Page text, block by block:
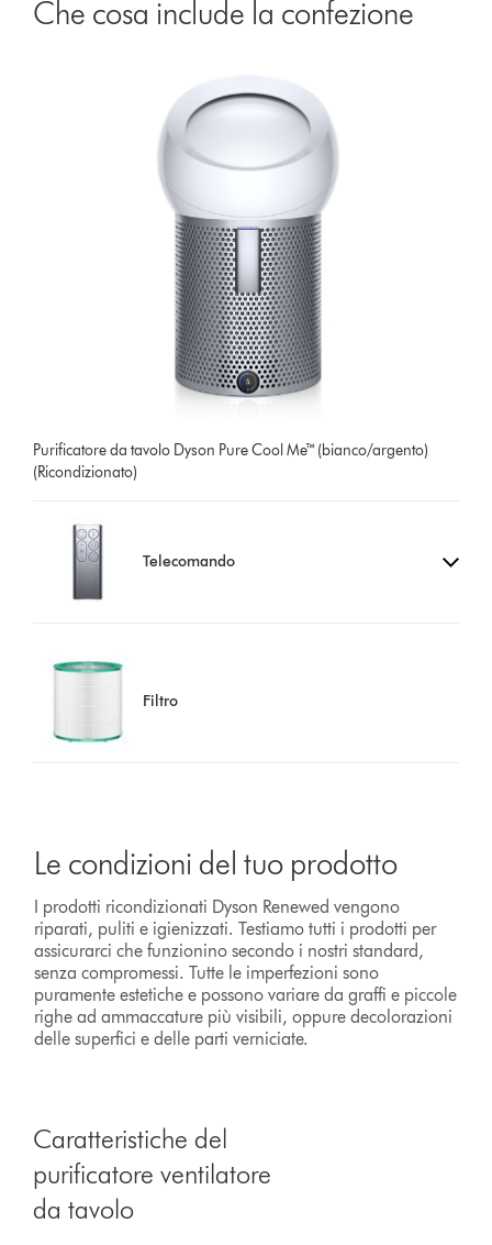
Che cosa include la confezione
Purificatore da tavolo Dyson Pure Cool Me™ (bianco/argento)
(Ricondizionato)
Telecomando
Filtro
Le condizioni del tuo prodotto
I prodotti ricondizionati Dyson Renewed vengono
riparati, puliti e igienizzati. Testiamo tutti i prodotti per
assicurarci che funzionino secondo i nostri standard,
senza compromessi. Tutte le imperfezioni sono
puramente estetiche e possono variare da graffi e piccole
righe ad ammaccature più visibili, oppure decolorazioni
delle superfici e delle parti verniciate.
Caratteristiche del
purificatore ventilatore
da tavolo